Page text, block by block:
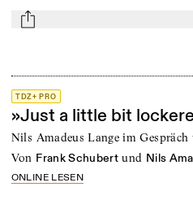
mail
TDZ+ PRO
»Just a little bit
Nils Amadeus Lange im
von Frank Schubert und Nils
ONLINE LESEN